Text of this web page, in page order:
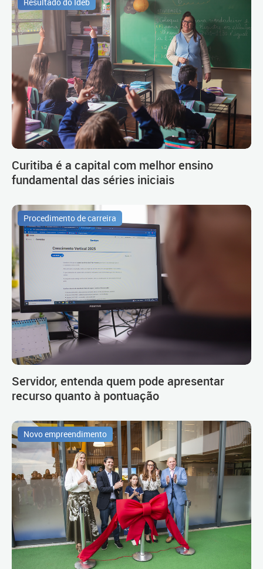
Resultado do Ideb
Curitiba é a capital com melhor ensino
fundamental das séries iniciais
Procedimento de carreira
Servidor, entenda quem pode apresentar
recurso quanto à pontuação
Novo empreendimento